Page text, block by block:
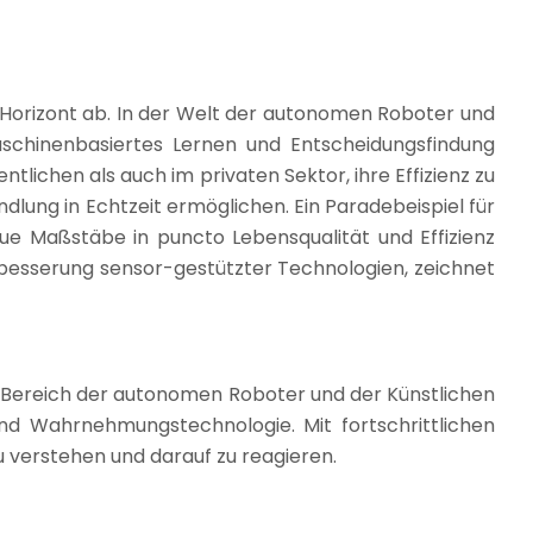
ab. In der Welt der autonomen Roboter und
Lernen und Entscheidungsfindung
als auch im privaten Sektor, ihre Effizienz zu
in Echtzeit ermöglichen. Ein Paradebeispiel für
Maßstäbe in puncto Lebensqualität und Effizienz
sensor-gestützter Technologien, zeichnet
der autonomen Roboter und der Künstlichen
Wahrnehmungstechnologie. Mit fortschrittlichen
und darauf zu reagieren.